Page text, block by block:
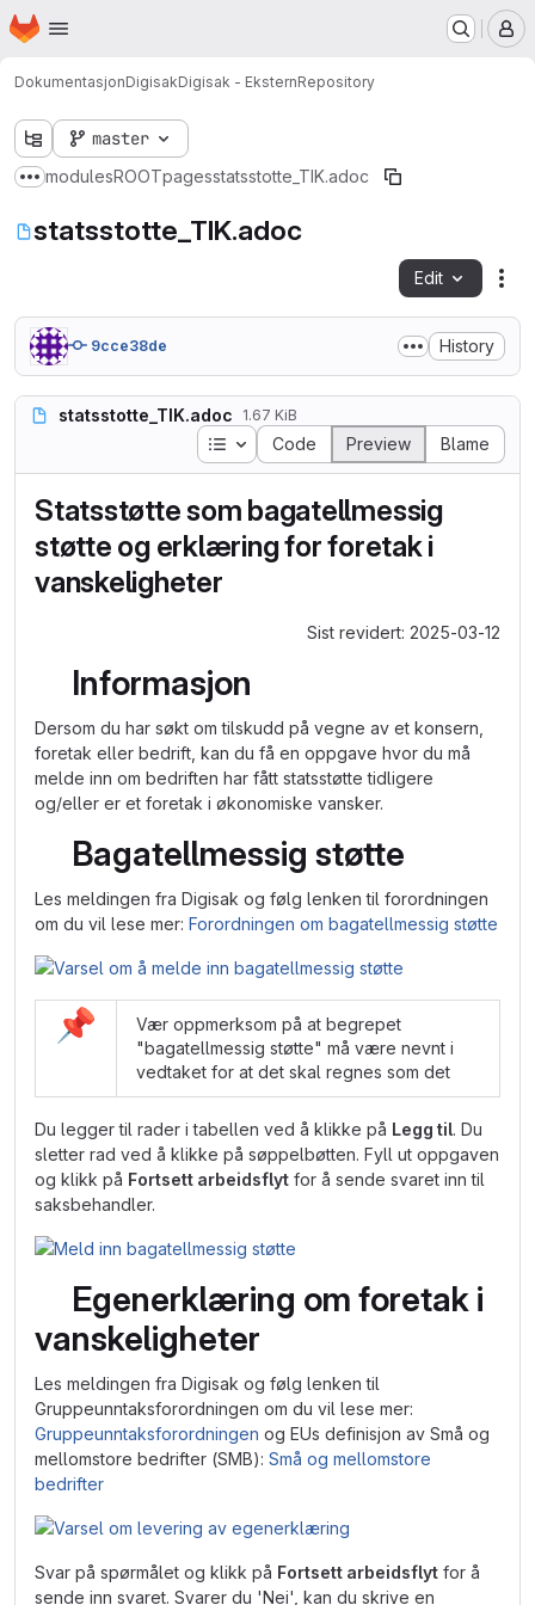
Skip to main content
Homepage
DokumentasjonDigisakDigisak - EksternRepository
master
Show more breadcrumbs
modulesROOTpagesstatsstotte_TIK.adoc
statsstotte_TIK.adoc
Edit
9cce38de History
statsstotte_TIK.adoc 1.67 KiB
Table of contents
Code Preview Blame
Statsstøtte som bagatellmessig
støtte og erklæring for foretak i
vanskeligheter
Sist revidert: 2025-03-12
Informasjon
Dersom du har søkt om tilskudd på vegne av et konsern,
foretak eller bedrift, kan du få en oppgave hvor du må
melde inn om bedriften har fått statsstøtte tidligere
og/eller er et foretak i økonomiske vansker.
Bagatellmessig støtte
Les meldingen fra Digisak og følg lenken til forordningen
om du vil lese mer: Forordningen om bagatellmessig støtte
Vær oppmerksom på at begrepet
"bagatellmessig støtte" må være nevnt i
vedtaket for at det skal regnes som det
Du legger til rader i tabellen ved å klikke på Legg til. Du
sletter rad ved å klikke på søppelbøtten. Fyll ut oppgaven
og klikk på Fortsett arbeidsflyt for å sende svaret inn til
saksbehandler.
Egenerklæring om foretak i
vanskeligheter
Les meldingen fra Digisak og følg lenken til
Gruppeunntaksforordningen om du vil lese mer:
Gruppeunntaksforordningen og EUs definisjon av Små og
mellomstore bedrifter (SMB): Små og mellomstore
bedrifter
Svar på spørmålet og klikk på Fortsett arbeidsflyt for å
sende inn svaret. Svarer du 'Nei', kan du skrive en